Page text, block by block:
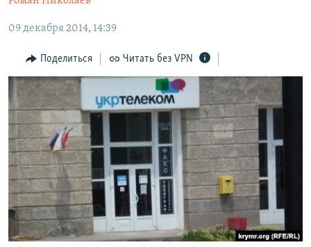
Вернутся
поиску
ЕЩЕ
ИНТЕРАКТИВ
ИНФОГРАФИКА
ТЕЛЕПРОЕКТ КРЫМ.РЕАЛИИ
СОВЕТЫ ПРАВОЗАЩИТНИКОВ
ПРОПАВШИЕ БЕЗ ВЕСТИ
ПОБЕДИТЕЛЕЙ НЕ СУДЯТ?
КРЫМ.НЕПОКОРЕННЫЙ
ELIFBE
УКРАИНСКАЯ ПРОБЛЕМА КРЫМА
РАДІО СВОБОДА
КАК ОБОЙТИ БЛОКИРОВКУ
Українською
Qırımtatar
ПРИСОЕДИНЯЙТЕСЬ!
09 декабря 2014, 14:39
Поделиться Читать без VPN